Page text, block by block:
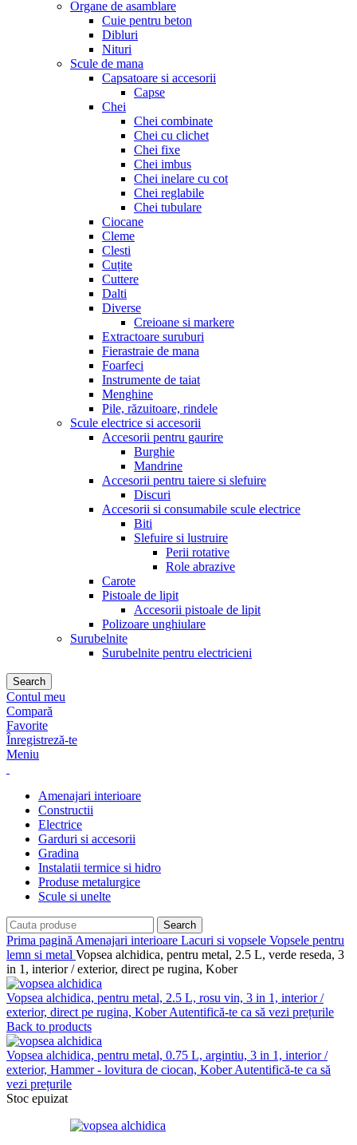
Organe de asamblare
Cuie pentru beton
Dibluri
Nituri
Scule de mana
Capsatoare si accesorii
Capse
Chei
Chei combinate
Chei cu clichet
Chei fixe
Chei imbus
Chei inelare cu cot
Chei reglabile
Chei tubulare
Ciocane
Cleme
Clesti
Cuțite
Cuttere
Dalti
Diverse
Creioane si markere
Extractoare suruburi
Fierastraie de mana
Foarfeci
Instrumente de taiat
Menghine
Pile, răzuitoare, rindele
Scule electrice si accesorii
Accesorii pentru gaurire
Burghie
Mandrine
Accesorii pentru taiere si slefuire
Discuri
Accesorii si consumabile scule electrice
Biti
Slefuire si lustruire
Perii rotative
Role abrazive
Carote
Pistoale de lipit
Accesorii pistoale de lipit
Polizoare unghiulare
Surubelnite
Surubelnite pentru electricieni
Search
Contul meu
Compară
Favorite
Înregistreză-te
Meniu
Amenajari interioare
Constructii
Electrice
Garduri si accesorii
Gradina
Instalatii termice si hidro
Produse metalurgice
Scule si unelte
Search
Prima pagină Amenajari interioare Lacuri si vopsele Vopsele pentru
lemn si metal Vopsea alchidica, pentru metal, 2.5 L, verde reseda, 3
in 1, interior / exterior, direct pe rugina, Kober
Vopsea alchidica, pentru metal, 2.5 L, rosu vin, 3 in 1, interior /
exterior, direct pe rugina, KoberAutentifică-te ca să vezi prețurile
Back to products
Vopsea alchidica, pentru metal, 0.75 L, argintiu, 3 in 1, interior /
exterior, Hammer - lovitura de ciocan, KoberAutentifică-te ca să
vezi prețurile
Stoc epuizat